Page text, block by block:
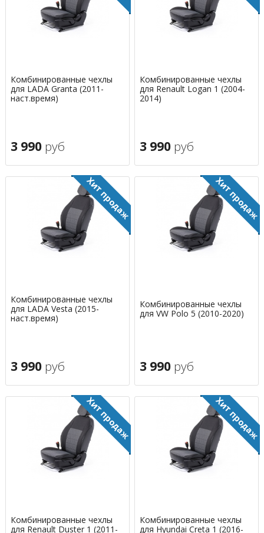
Комбинированные чехлы
для LADA Granta (2011-
наст.время)
3 990 руб
Комбинированные чехлы
для Renault Logan 1 (2004-
2014)
3 990 руб
Комбинированные чехлы
для LADA Vesta (2015-
наст.время)
3 990 руб
Комбинированные чехлы
для VW Polo 5 (2010-2020)
3 990 руб
Комбинированные чехлы
для Renault Duster 1 (2011-
Комбинированные чехлы
для Hyundai Creta 1 (2016-